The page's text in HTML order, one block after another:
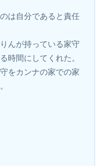
は自分であると責任
んが持っている家守
時間にしてくれた。
をカンナの家での家